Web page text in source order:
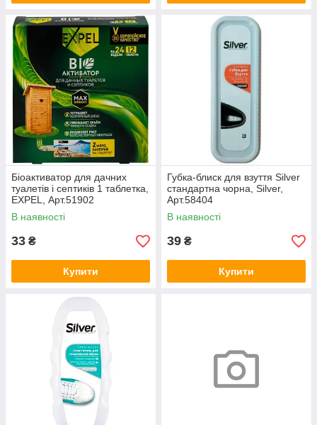
Біоактиватор для дачних
туалетів і септиків 1 таблетка,
EXPEL, Арт.51902
В наявності
33 ₴
Купити
Губка-блиск для взуття Silver
стандартна чорна, Silver,
Арт.58404
В наявності
39 ₴
Купити